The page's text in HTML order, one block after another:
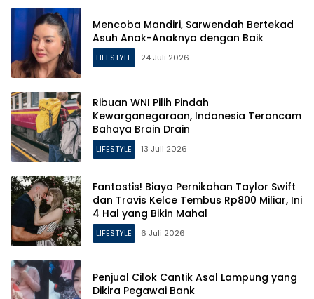
Mencoba Mandiri, Sarwendah Bertekad
Asuh Anak-Anaknya dengan Baik
LIFESTYLE 24 Juli 2026
Ribuan WNI Pilih Pindah
Kewarganegaraan, Indonesia Terancam
Bahaya Brain Drain
LIFESTYLE 13 Juli 2026
Fantastis! Biaya Pernikahan Taylor Swift
dan Travis Kelce Tembus Rp800 Miliar, Ini
4 Hal yang Bikin Mahal
LIFESTYLE 6 Juli 2026
Penjual Cilok Cantik Asal Lampung yang
Dikira Pegawai Bank